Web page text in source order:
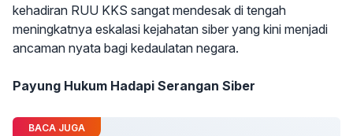
kehadiran RUU KKS sangat mendesak di tengah
meningkatnya eskalasi kejahatan siber yang kini menjadi
ancaman nyata bagi kedaulatan negara.
Payung Hukum Hadapi Serangan Siber
BACA JUGA